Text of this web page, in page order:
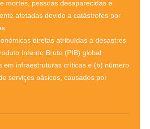
mortes, pessoas desaparecidas e
afetadas devido a catástrofes por
diretas atribuídas a desastres
Interno Bruto (PIB) global
em infraestruturas críticas e (b) número
serviços básicos, causados ​​por